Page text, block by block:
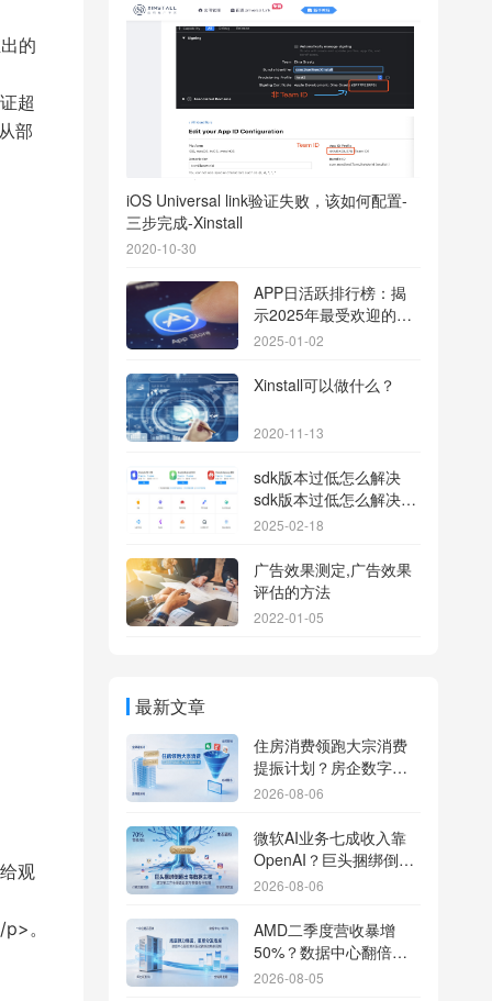
的
超
部
观
。
iOS Universal link验证失败，该如何配置-
三步完成-Xinstall
2020-10-30
APP日活跃排行榜：揭
示2025年最受欢迎的应
用背后的秘密
2025-01-02
Xinstall可以做什么？
2020-11-13
sdk版本过低怎么解决
sdk版本过低怎么解决华
为
2025-02-18
广告效果测定,广告效果
评估的方法
2022-01-05
最新文章
住房消费领跑大宗消费
提振计划？房企数字化
转型加速线下场景智能
2026-08-06
微软AI业务七成收入靠
OpenAI？巨头捆绑倒逼
出海App独立追踪全渠道
2026-08-06
AMD二季度营收暴增
50%？数据中心翻倍增
长驱动跨端分发新底座
2026-08-05